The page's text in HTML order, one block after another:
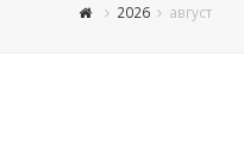
2026 август